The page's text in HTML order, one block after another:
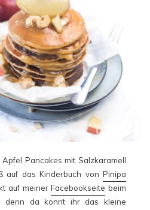
Pancakes mit Salzkaramell
auf das Kinderbuch von Pinipa
auf meinerFacebookseite beim
denn da könnt ihr das kleine